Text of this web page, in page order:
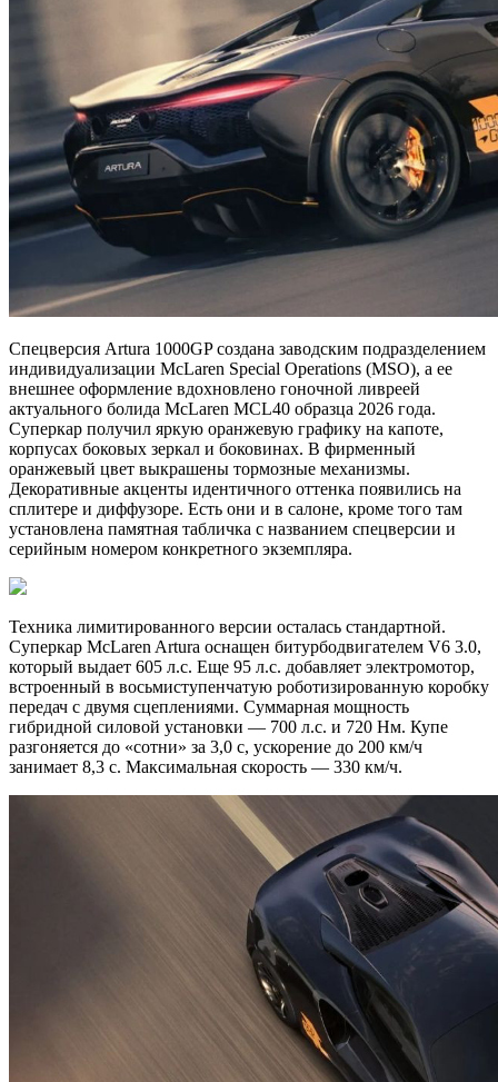
Спецверсия Artura 1000GP создана заводским подразделением
индивидуализации McLaren Special Operations (MSO), а ее
внешнее оформление вдохновлено гоночной ливреей
актуального болида McLaren MCL40 образца 2026 года.
Суперкар получил яркую оранжевую графику на капоте,
корпусах боковых зеркал и боковинах. В фирменный
оранжевый цвет выкрашены тормозные механизмы.
Декоративные акценты идентичного оттенка появились на
сплитере и диффузоре. Есть они и в салоне, кроме того там
установлена памятная табличка с названием спецверсии и
серийным номером конкретного экземпляра.
Техника лимитированного версии осталась стандартной.
Суперкар McLaren Artura оснащен битурбодвигателем V6 3.0,
который выдает 605 л.с. Еще 95 л.с. добавляет электромотор,
встроенный в восьмиступенчатую роботизированную коробку
передач с двумя сцеплениями. Суммарная мощность
гибридной силовой установки — 700 л.с. и 720 Нм. Купе
разгоняется до «сотни» за 3,0 с, ускорение до 200 км/ч
занимает 8,3 с. Максимальная скорость — 330 км/ч.